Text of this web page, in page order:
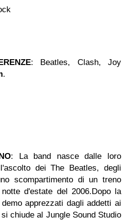
: Beatles, Clash, Joy
.
: La band nasce dalle loro
dei The Beatles, degli
scompartimento di un treno
d'estate del 2006.Dopo la
apprezzati dagli addetti ai
chiude al Jungle Sound Studio